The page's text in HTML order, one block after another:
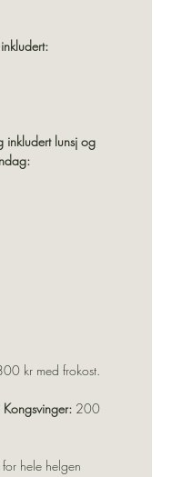
inkludert lunsj og
kr med frokost.
200
hele helgen